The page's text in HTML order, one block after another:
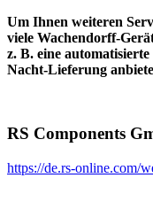
Um Ihnen weiteren
viele Wachendorff-
z. B. eine
Nacht-Lieferung
RS Components
https://de.rs-online.com/